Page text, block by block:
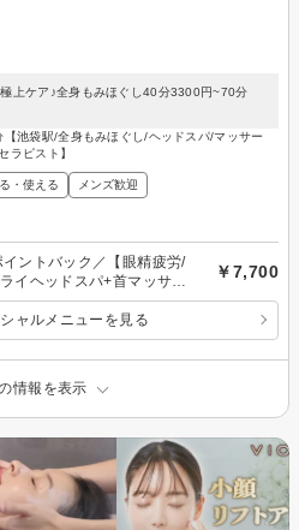
上ケア♪全身もみほぐし40分3300円~70分
池袋駅/全身もみほぐし/ヘッドスパ/マッサー
ラピスト】
・使える メンズ歓迎
ントバック／【眼精疲労/
イヘッドスパ+首マッサー
￥7,700
ャルメニューを見る
情報を表示